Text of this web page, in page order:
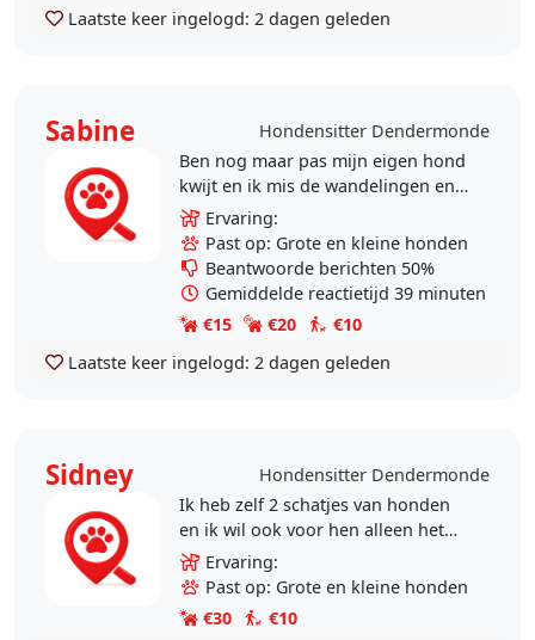
Laatste keer ingelogd: 2 dagen geleden
Sabine
Hondensitter Dendermonde
Ben nog maar pas mijn eigen hond
kwijt en ik mis de wandelingen en
affectie. Als ik door met andere
honden te wandelen anderen kan
helpen, dan is dit..
Ervaring:
Past op: Grote en kleine honden
Beantwoorde berichten 50%
Gemiddelde reactietijd 39 minuten
€15
€20
€10
Laatste keer ingelogd: 2 dagen geleden
Sidney
Hondensitter Dendermonde
Ik heb zelf 2 schatjes van honden
en ik wil ook voor hen alleen het
beste. Ik weet hoe hondenbaasjes
zich voelen als ze hun beste maatje
/ kindje..
Ervaring:
Past op: Grote en kleine honden
€30
€10